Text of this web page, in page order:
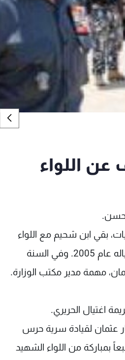
عن اللواء
بقي ابن شحيم مع اللواء
الحسن كمرافق شخصي للرئيس الشهيد رفيق الحريري، حتى اغتياله عام 2005. وفي السنة
مهمة مدير مكتب الوزارة.
اغتيال الحريري.
سعد الحريري رئاسة الحكومة عام 2009، اختار عثمان لقيادة سرية حرس
بمباركة من اللواء الشهيد